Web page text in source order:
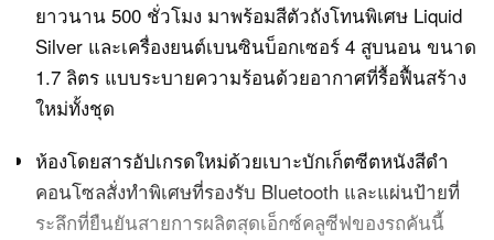
ยาวนาน 500 ชั่วโมง มาพร้อมสีตัวถังโทนพิเศษ Liquid
Silver และเครื่องยนต์เบนซินบ็อกเซอร์ 4 สูบนอน ขนาด
1.7 ลิตร แบบระบายความร้อนด้วยอากาศที่รื้อฟื้นสร้าง
ใหม่ทั้งชุด
ห้องโดยสารอัปเกรดใหม่ด้วยเบาะบักเก็ตซีตหนังสีดำ
คอนโซลสั่งทำพิเศษที่รองรับ Bluetooth และแผ่นป้ายที่
ระลึกที่ยืนยันสายการผลิตสุดเอ็กซ์คลูซีฟของรถคันนี้